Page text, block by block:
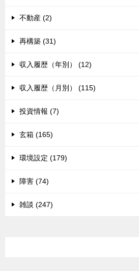
不動産 (2)
再構築 (31)
収入履歴（年別） (12)
収入履歴（月別） (115)
投資情報 (7)
玄箱 (165)
環境設定 (179)
障害 (74)
雑談 (247)